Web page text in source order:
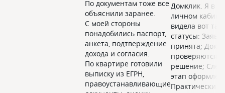
По документам тоже все
объяснили заранее.
С моей стороны
понадобились паспорт,
анкета, подтверждение
дохода и согласия.
По квартире готовили
выписку из ЕГРН,
правоустанавливающие
Домклик. Я в
личном
видела вот
статусы: Заявка
принята;
проверяются;
решение;
этап
Практически